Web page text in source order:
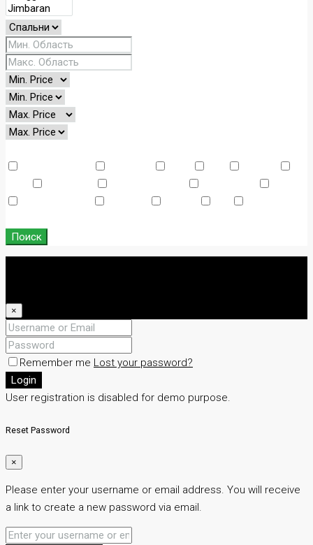
Поиск
×
Remember me Lost your password?
Login
User registration is disabled for demo purpose.
Reset Password
×
Please enter your username or email address. You will receive
a link to create a new password via email.